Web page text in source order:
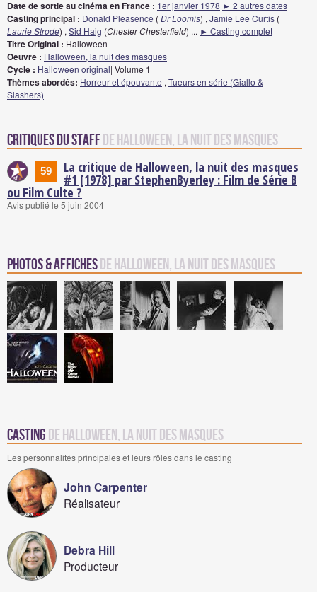
Date de sortie au cinéma en France : 1er janvier 1978 ► 2 autres dates
Casting principal : Donald Pleasence (Dr Loomis) , Jamie Lee Curtis (
Laurie Strode) , Sid Haig (Chester Chesterfield) ... ► Casting complet
Titre Original : Halloween
Oeuvre : Halloween, la nuit des masques
Cycle : Halloween original| Volume 1
Thèmes abordés: Horreur et épouvante , Tueurs en série (Giallo &
Slashers)
Critiques du staffde Halloween, la nuit des masques
59 La critique de Halloween, la nuit des masques
#1 [1978] par StephenByerley : Film de Série B
ou Film Culte ?
Avis publié le 5 juin 2004
Photos & Affichesde Halloween, la nuit des masques
Casting de Halloween, la nuit des masques
Les personnalités principales et leurs rôles dans le casting
John Carpenter
Réalisateur
Debra Hill
Producteur